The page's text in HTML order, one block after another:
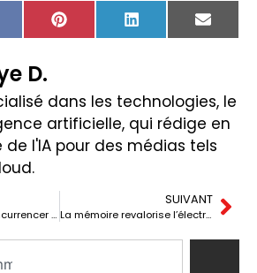
Pinterest LinkedIn Email
D.
dans les technologies, le
artificielle, qui rédige en
l'IA pour des médias tels
OVHcloud veut concurrencer Mistral : l’IA européenne entre dans la guerre de l’infrastructure
SUIVANT
La mémoire revalorise l’électronique : LPDDR5X augmente de 89 % au deuxième trimestre